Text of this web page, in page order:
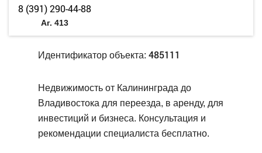
8 (391) 290-44-88
Аг. 413
Идентификатор объекта: 485111
Недвижимость от Калининграда до
Владивостока для переезда, в аренду, для
инвестиций и бизнеса. Консультация и
рекомендации специалиста бесплатно.